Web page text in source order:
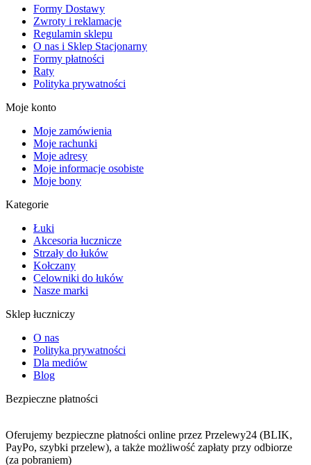
Formy Dostawy
Zwroty i reklamacje
Regulamin sklepu
O nas i Sklep Stacjonarny
Formy płatności
Raty
Polityka prywatności
Moje konto
Moje zamówienia
Moje rachunki
Moje adresy
Moje informacje osobiste
Moje bony
Kategorie
Łuki
Akcesoria łucznicze
Strzały do łuków
Kołczany
Celowniki do łuków
Nasze marki
Sklep łuczniczy
O nas
Polityka prywatności
Dla mediów
Blog
Bezpieczne płatności
Oferujemy bezpieczne płatności online przez Przelewy24 (BLIK,
PayPo, szybki przelew), a także możliwość zapłaty przy odbiorze
(za pobraniem)